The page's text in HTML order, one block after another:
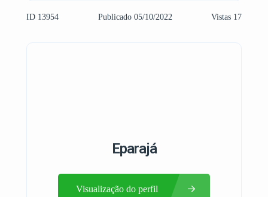
ID 13954 Publicado 05/10/2022 Vistas 17
Eparajá
Visualização do perfil